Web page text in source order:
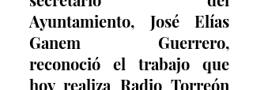
Ayuntamiento, José Elías
Ganem Guerrero,
reconoció el trabajo que
hoy realiza Radio Torreón